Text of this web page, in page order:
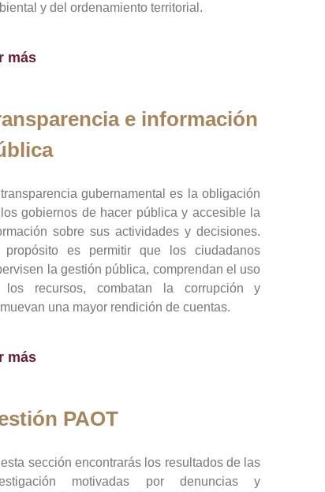
y del ordenamiento territorial.
más
e información
gubernamental es la obligación
gobiernos de hacer pública y accesible la
sobre sus actividades y decisiones.
propósito es permitir que los ciudadanos
la gestión pública, comprendan el uso
los recursos, combatan la corrupción y
una mayor rendición de cuentas.
más
PAOT
sección encontrarás los resultados de las
motivadas por denuncias y